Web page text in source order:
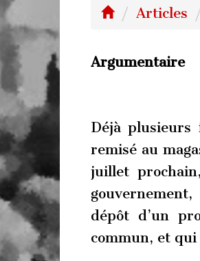
Articles
Argumentaire
Déjà plusieurs
remisé au
juillet
dépôt d’un
commun, et qui